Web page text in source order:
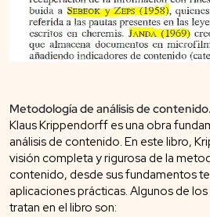
Metodología de análisis de
Klaus Krippendorff es una obra
análisis de contenido. En este libro,
visión completa y rigurosa de la
contenido, desde sus fundamentos
aplicaciones prácticas. Algunos de
tratan en el libro son: